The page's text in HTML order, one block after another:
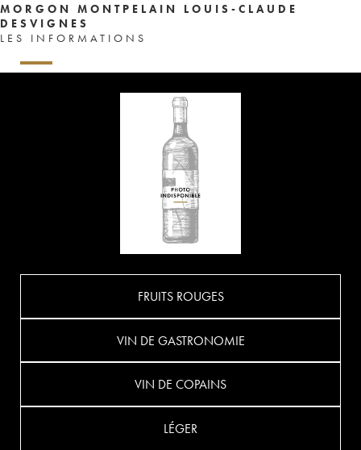
MORGON MONTPELAIN LOUIS-CLAUDE
DESVIGNES
LES INFORMATIONS
FRUITS ROUGES
VIN DE GASTRONOMIE
VIN DE COPAINS
LÉGER